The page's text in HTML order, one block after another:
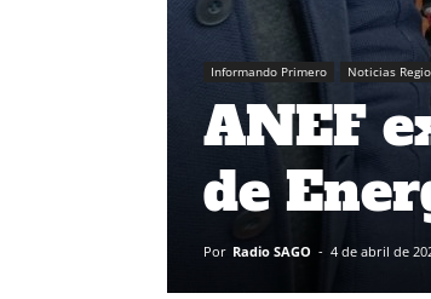
Informando Primero Noticias
ANEF
de
Por Radio SAGO - 4 de abril de